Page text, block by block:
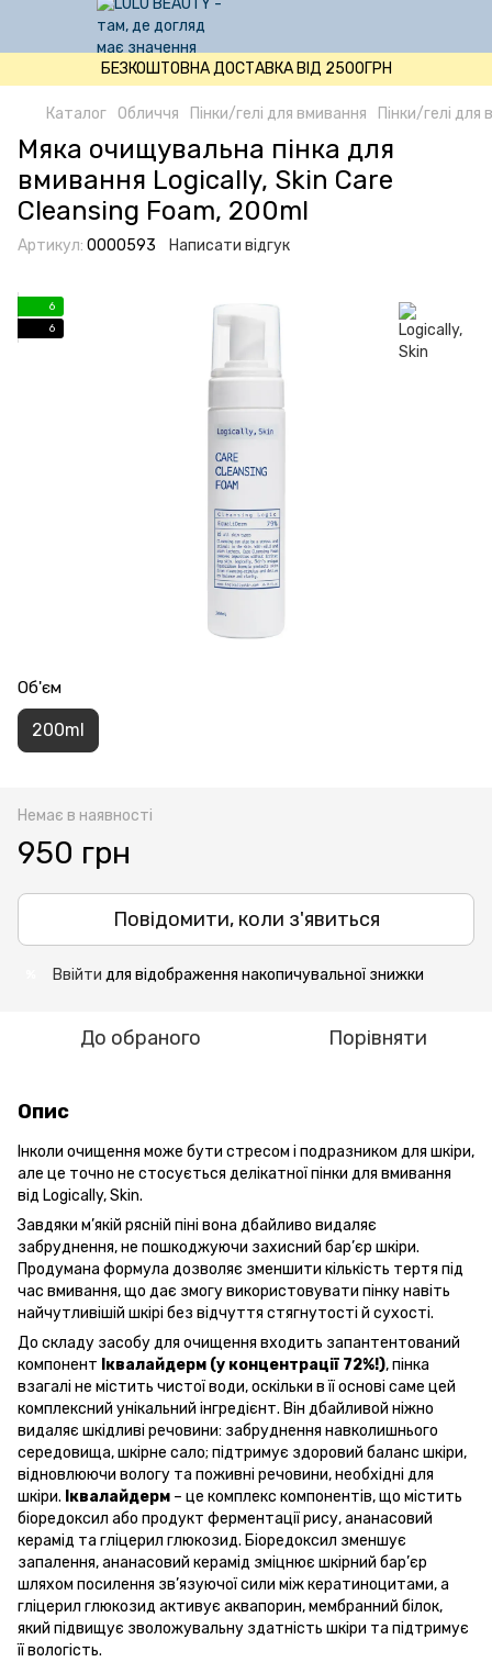
БЕЗКОШТОВНА ДОСТАВКА ВІД 2500ГРН
Каталог Обличчя Пінки/гелі для вмивання Пінки/гелі для
Мяка очищувальна пінка для
вмивання Logically, Skin Care
Cleansing Foam, 200ml
Артикул: 0000593 Написати відгук
6
6
Об'єм
200ml
Немає в наявності
950 грн
Повідомити, коли з'явиться
Ввійти для відображення накопичувальної знижки
До обраного Порівняти
Опис
Інколи очищення може бути стресом і подразником для шкіри,
але це точно не стосується делікатної пінки для вмивання
від Logically, Skin.
Завдяки м’якій рясній піні вона дбайливо видаляє
забруднення, не пошкоджуючи захисний бар’єр шкіри.
Продумана формула дозволяє зменшити кількість тертя під
час вмивання, що дає змогу використовувати пінку навіть
найчутливішій шкірі без відчуття стягнутості й сухості.
До складу засобу для очищення входить запантентований
компонент Іквалайдерм (у концентрації 72%!), пінка
взагалі не містить чистої води, оскільки в її основі саме цей
комплексний унікальний інгредієнт. Він дбайливой ніжно
видаляє шкідливі речовини: забруднення навколишнього
середовища, шкірне сало; підтримує здоровий баланс шкіри,
відновлюючи вологу та поживні речовини, необхідні для
шкіри. Іквалайдерм – це комплекс компонентів, що містить
біоредоксил або продукт ферментації рису, ананасовий
керамід та гліцерил глюкозид. Біоредоксил зменшує
запалення, ананасовий керамід зміцнює шкірний бар’єр
шляхом посилення зв’язуючої сили між кератиноцитами, а
гліцерил глюкозид активує аквапорин, мембранний білок,
який підвищує зволожувальну здатність шкіри та підтримує
її вологість.